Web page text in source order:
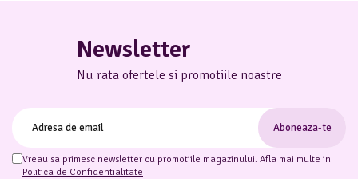
Newsletter
Nu rata ofertele si promotiile noastre
Vreau sa primesc newsletter cu promotiile magazinului. Afla mai multe in
Politica de Confidentialitate